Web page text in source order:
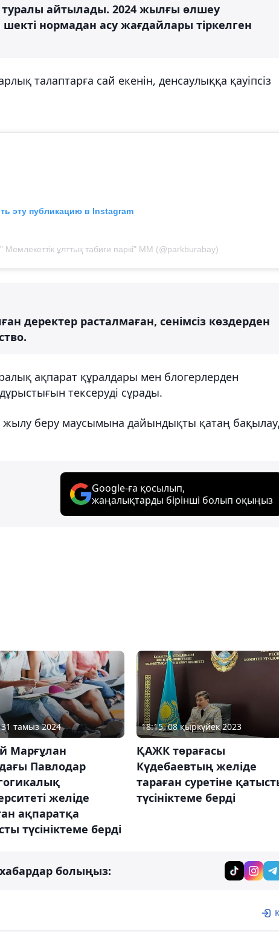
туралы айтылады. 2024 жылғы өлшеу
нормадан асу жағдайлары тіркелген
талаптарға сай екенін, денсаулыққа қауіпсіз
эту публикацию в Instagram
ұлттық табиғи паркі" ММ (@parkburabay)
деректер расталмаған, сенімсіз көздерден
ақпарат құралдары мен блогерлерден
тексеруді сұрады.
жылу беру маусымына дайындықты қатаң
Google-ға қосылып,
жаңалықтарды бірінші болып оқыңыз
тамыз 2024
Марғұлан
Павлодар
желіде
ақпаратқа
түсініктеме берді
18:15, 08 қыркүйек 2023
ҚАЖК төрағасы
Күдебаевтың желіде
тараған суретіне
түсініктеме берді
болыңыз: